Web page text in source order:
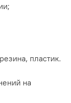
пластик.
на